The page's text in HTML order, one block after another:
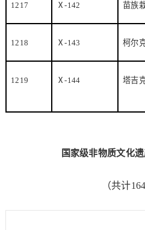
1217 Ⅹ-142 苗族
1218 Ⅹ-143 柯尔
1219 Ⅹ-144 塔吉
国家级非物质文化
（共计